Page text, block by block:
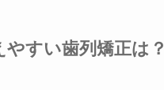
すい歯列矯正は？